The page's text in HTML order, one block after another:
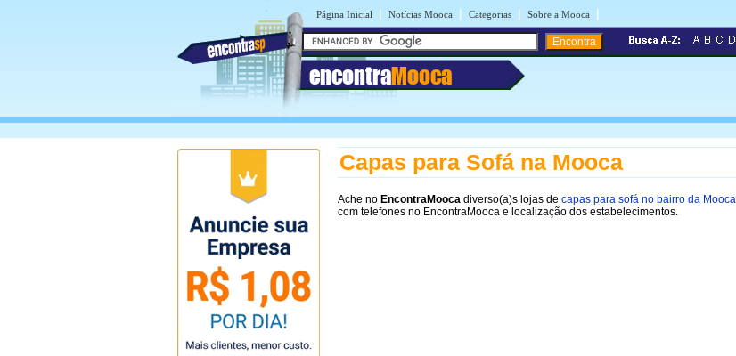
Página Inicial | Notícias Mooca | Categorias | Sobre a Mooca |
encontraMooca
Capas para Sofá na Mooca
Ache no EncontraMooca diverso(a)s lojas de capas para sofá no bairro da Mooca
com telefones no EncontraMooca e localização dos estabelecimentos.